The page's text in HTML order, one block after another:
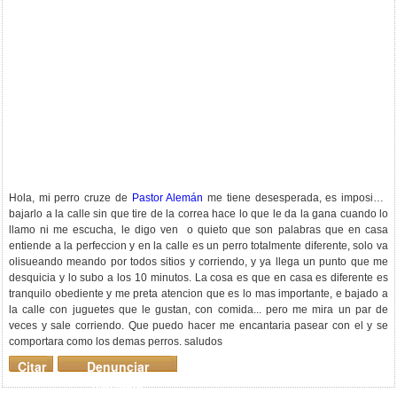
Hola, mi perro cruze de Pastor Alemán me tiene desesperada, es imposible
bajarlo a la calle sin que tire de la correa hace lo que le da la gana cuando lo
llamo ni me escucha, le digo ven o quieto que son palabras que en casa
entiende a la perfeccion y en la calle es un perro totalmente diferente, solo va
olisueando meando por todos sitios y corriendo, y ya llega un punto que me
desquicia y lo subo a los 10 minutos. La cosa es que en casa es diferente es
tranquilo obediente y me preta atencion que es lo mas importante, e bajado a
la calle con juguetes que le gustan, con comida... pero me mira un par de
veces y sale corriendo. Que puedo hacer me encantaria pasear con el y se
comportara como los demas perros. saludos
Denunciar
mensaje
Citar